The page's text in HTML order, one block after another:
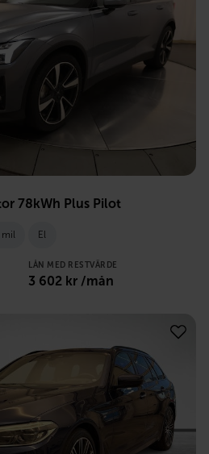
78kWh Plus Pilot
mil El
LÅN MED RESTVÄRDE
3 602 kr /mån